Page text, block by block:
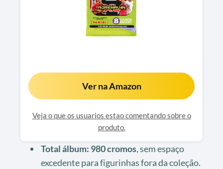
Ver na Amazon
Veja o que os usuarios estao comentando sobre o
produto.
Total álbum: 980 cromos, sem espaço
excedente para figurinhas fora da coleção.